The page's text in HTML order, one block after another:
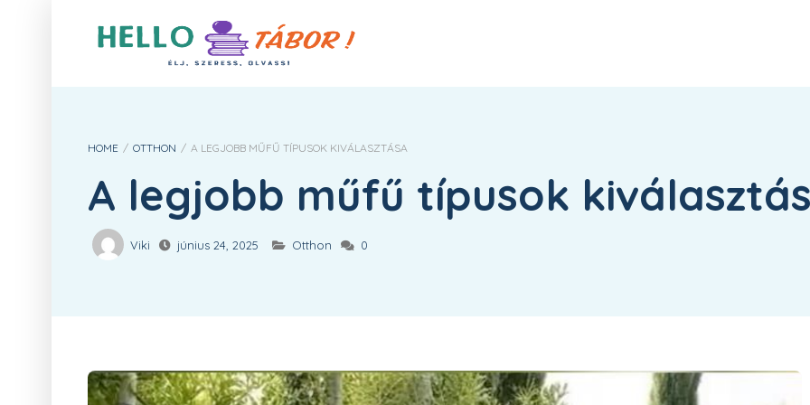
HOME / OTTHON / A LEGJOBB MŰFŰ TÍPUSOK KIVÁLASZTÁSA
A legjobb műfű típusok
Viki június 24, 2025 Otthon 0